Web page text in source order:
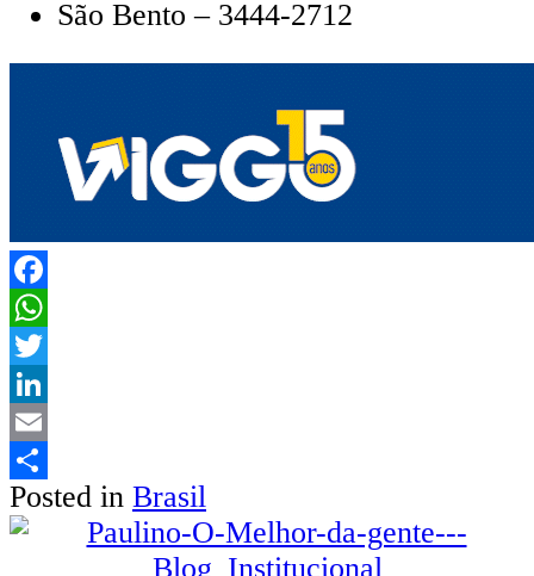
São Bento – 3444-2712
Facebook
WhatsApp
Twitter
LinkedIn
Email
Share
Posted in Brasil